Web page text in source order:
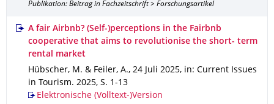
Publikation: Beitrag in Fachzeitschrift > Forschungsartikel
A fair Airbnb? (Self-)perceptions in the Fairbnb
cooperative that aims to revolutionise the short- term
rental market
Hübscher, M. & Feiler, A., 24 Juli 2025,
in: Current Issues
in Tourism. 2025, S. 1-13
Elektronische (Volltext-)Version